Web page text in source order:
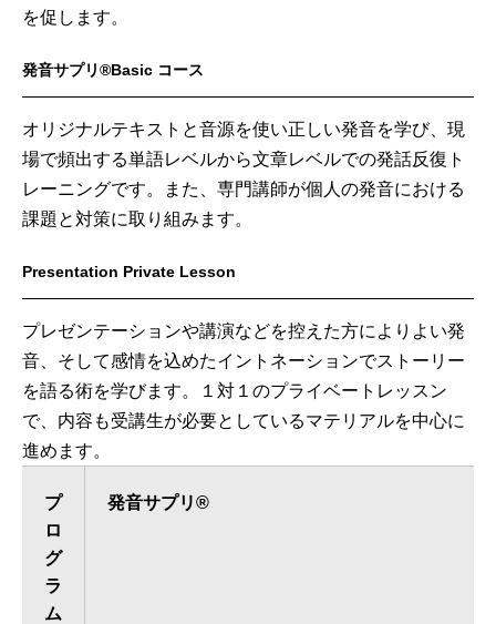
を促します。
発音サプリ®Basic コース
オリジナルテキストと音源を使い正しい発音を学び、現
場で頻出する単語レベルから文章レベルでの発話反復ト
レーニングです。また、専門講師が個人の発音における
課題と対策に取り組みます。
Presentation Private Lesson
プレゼンテーションや講演などを控えた方によりよい発
音、そして感情を込めたイントネーションでストーリー
を語る術を学びます。１対１のプライベートレッスン
で、内容も受講生が必要としているマテリアルを中心に
進めます。
プ
ロ
グ
ラ
ム
発音サプリ®